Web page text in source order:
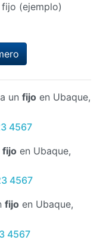
(ejemplo)
un fijoen Ubaque,
4567
fijo en Ubaque,
4567
fijo en Ubaque,
4567